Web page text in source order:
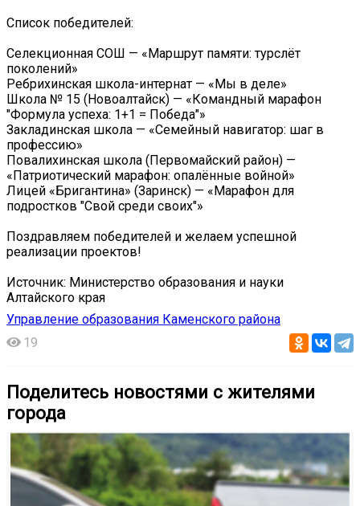
Список победителей:
Селекционная СОШ — «Маршрут памяти: турслёт
поколений»
Ребрихинская школа-интернат — «Мы в деле»
Школа № 15 (Новоалтайск) — «Командный марафон
"Формула успеха: 1+1 = Победа"»
Закладинская школа — «Семейный навигатор: шаг в
профессию»
Повалихинская школа (Первомайский район) —
«Патриотический марафон: опалённые войной»
Лицей «Бригантина» (Заринск) — «Марафон для
подростков "Свой среди своих"»
Поздравляем победителей и желаем успешной
реализации проектов!
Источник: Министерство образования и науки
Алтайского края
Управление образования Каменского района
19
Поделитесь новостями с жителями
города